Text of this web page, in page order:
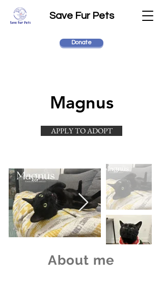
Save Fur Pets
Donate
Magnus
APPLY TO ADOPT
About me